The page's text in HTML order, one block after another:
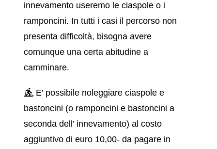
innevamento useremo le ciaspole o i
ramponcini. In tutti i casi il percorso non
presenta difficoltà, bisogna avere
comunque una certa abitudine a
camminare.
E’ possibile noleggiare ciaspole e
bastoncini (o ramponcini e bastoncini a
seconda dell’ innevamento) al costo
aggiuntivo di euro 10,00- da pagare in